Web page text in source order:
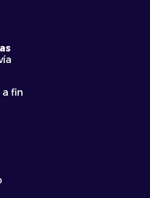
fin